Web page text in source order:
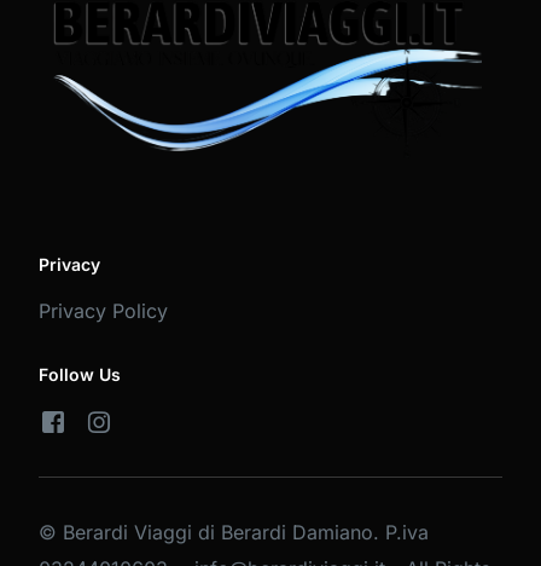
Privacy
Privacy Policy
Follow Us
© Berardi Viaggi di Berardi Damiano. P.iva